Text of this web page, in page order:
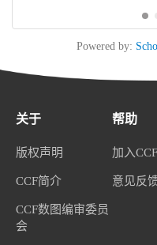
Powered by:
关于
版权声明
CCF简介
CCF数图编审委员
会
帮助
加入CCF
意见反